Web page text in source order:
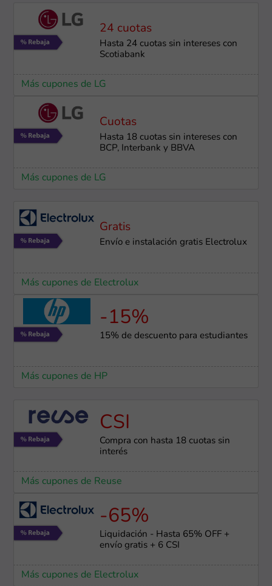
24 cuotas
Hasta 24 cuotas sin intereses con
Scotiabank
Más cupones de LG
Cuotas
Hasta 18 cuotas sin intereses con
BCP, Interbank y BBVA
Más cupones de LG
Gratis
Envío e instalación gratis Electrolux
Más cupones de Electrolux
-15%
15% de descuento para estudiantes
Más cupones de HP
CSI
Compra con hasta 18 cuotas sin
interés
Más cupones de Reuse
-65%
Liquidación - Hasta 65% OFF +
envío gratis + 6 CSI
Más cupones de Electrolux